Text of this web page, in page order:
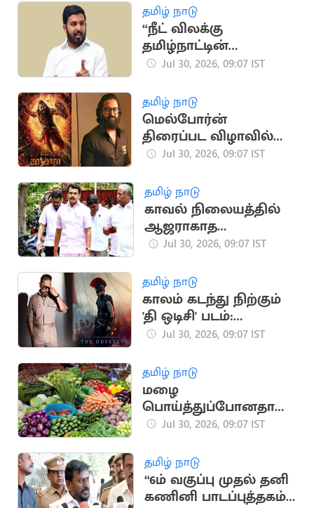
தமிழ் நாடு
“நீட் விலக்கு
தமிழ்நாட்டின்
கொள்கை..
என்ன?”.. ஆலூர்
ஷாநவாஸ் கேள்வி
Jul 30, 2026, 09:07 IST
தமிழ் நாடு
மெல்போர்ன்
திரைப்பட விழாவில்
ரிஷப் ஷெட்டிக்கு
Jul 30, 2026, 09:07 IST
தமிழ் நாடு
காவல் நிலையத்தில்
ஆஜராகாத
செந்தில்பாலாஜி.. கடும்
Jul 30, 2026, 09:07 IST
தமிழ் நாடு
காலம் கடந்து நிற்கும்
'தி ஒடிசி' படம்:
கமல்ஹாசன்
Jul 30, 2026, 09:07 IST
தமிழ் நாடு
மழை
பொய்த்துப்போனதால்
காய்கறிகள் விலை
Jul 30, 2026, 09:07 IST
தமிழ் நாடு
“6ம் வகுப்பு முதல் தனி
கணினி பாடப்புத்தகம்